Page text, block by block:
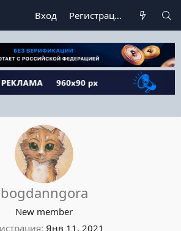
Вход Регистрация
bogdanngora
New member
Янв 11, 2021